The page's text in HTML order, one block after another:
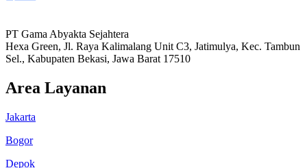
PT Gama Abyakta Sejahtera
Hexa Green, Jl. Raya Kalimalang Unit C3, Jatimulya, Kec. Tambun
Sel., Kabupaten Bekasi, Jawa Barat 17510
Area Layanan
Jakarta
Bogor
Depok